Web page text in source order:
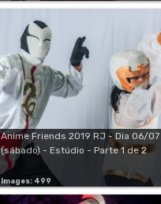
Anime Friends 2019 RJ - Dia 06/07
(sábado) - Estúdio - Parte 1 de 2
Images: 499